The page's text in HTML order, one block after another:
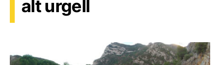
alt urgell